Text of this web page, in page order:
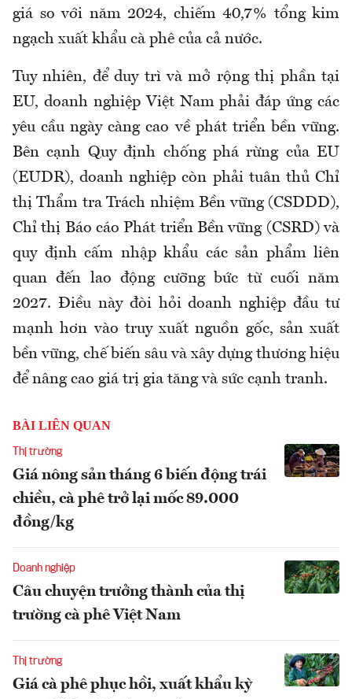
giá so với năm 2024, chiếm 40,7% tổng kim
ngạch xuất khẩu cà phê của cả nước.
Tuy nhiên, để duy trì và mở rộng thị phần tại
EU, doanh nghiệp Việt Nam phải đáp ứng các
yêu cầu ngày càng cao về phát triển bền vững.
Bên cạnh Quy định chống phá rừng của EU
(EUDR), doanh nghiệp còn phải tuân thủ Chỉ
thị Thẩm tra Trách nhiệm Bền vững (CSDDD),
Chỉ thị Báo cáo Phát triển Bền vững (CSRD) và
quy định cấm nhập khẩu các sản phẩm liên
quan đến lao động cưỡng bức từ cuối năm
2027. Điều này đòi hỏi doanh nghiệp đầu tư
mạnh hơn vào truy xuất nguồn gốc, sản xuất
bền vững, chế biến sâu và xây dựng thương hiệu
để nâng cao giá trị gia tăng và sức cạnh tranh.
BÀI LIÊN QUAN
Thị trường
Giá nông sản tháng 6 biến động trái
chiều, cà phê trở lại mốc 89.000
đồng/kg
Doanh nghiệp
Câu chuyện trưởng thành của thị
trường cà phê Việt Nam
Thị trường
Giá cà phê phục hồi, xuất khẩu kỳ